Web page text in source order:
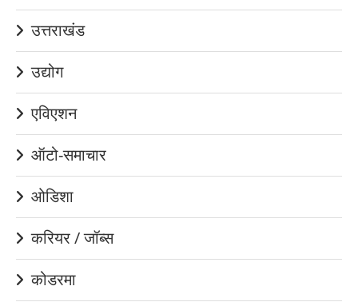
उत्तराखंड
उद्योग
एविएशन
ऑटो-समाचार
ओडिशा
करियर / जॉब्स
कोडरमा